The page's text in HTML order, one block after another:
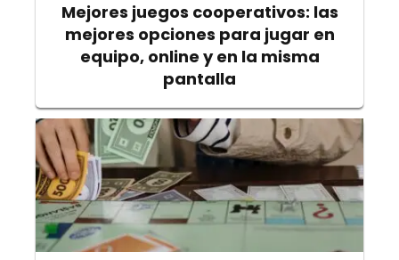
Mejores juegos cooperativos: las
mejores opciones para jugar en
equipo, online y en la misma
pantalla